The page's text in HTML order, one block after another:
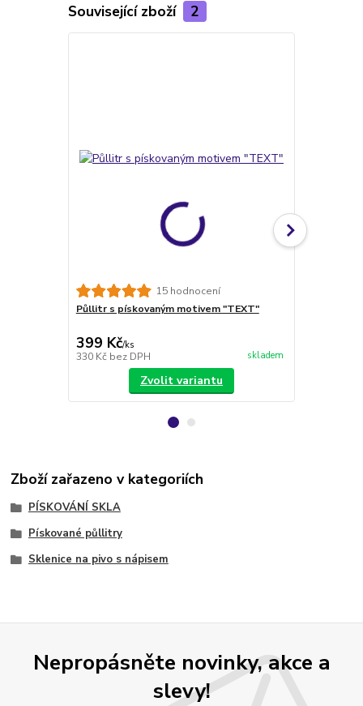
Související zboží 2
15 hodnocení
Půllitr s pískovaným motivem "TEXT"
399 Kč/ks
330 Kč bez DPH skladem
Zvolit variantu
Zboží zařazeno v kategoriích
PÍSKOVÁNÍ SKLA
Pískované půllitry
Sklenice na pivo s nápisem
Nepropásněte novinky, akce a
slevy!